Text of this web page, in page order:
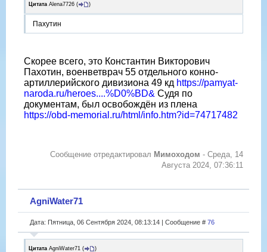
Цитата Alena7726 ( )
Пахутин
Скорее всего, это Константин Викторович
Пахотин, военветврач 55 отдельного конно-
артиллерийского дивизиона 49 кд https://pamyat-
naroda.ru/heroes....%D0%BD& Судя по
документам, был освобождён из плена
https://obd-memorial.ru/html/info.htm?id=74717482
Сообщение отредактировал Мимоходом - Среда, 14
Августа 2024, 07:36:11
AgniWater71
Дата: Пятница, 06 Сентября 2024, 08:13:14 | Сообщение # 76
Цитата AgniWater71 ( )